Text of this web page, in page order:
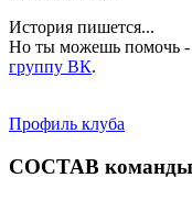
История пишется...
Но ты можешь помочь -
группу ВК.
Профиль клуба
СОСТАВ команды